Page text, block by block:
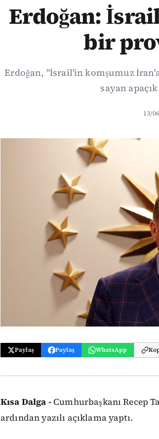
Erdoğan:
bir
Erdoğan, "İsrail'in komşumuz
sayan
13/
Paylaş Paylaş WhatsApp
Kısa Dalga -Cumhurbaşkanı Recep
ardından yazılı açıklama yaptı.